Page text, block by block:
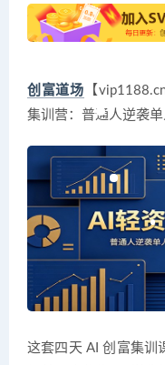
创富道场 【
集训营：普通人逆袭
这套四天 AI 创富集训